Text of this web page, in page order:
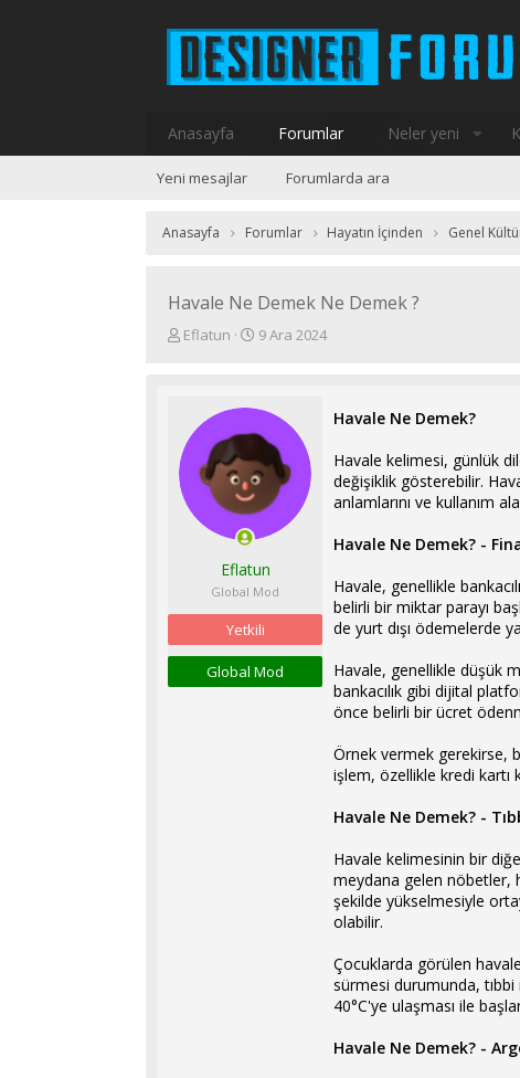
Anasayfa Forumlar Neler yeni
Yeni mesajlar Forumlarda ara
Anasayfa Forumlar Hayatın İçinden Genel
Havale Ne Demek Ne Demek ?
K
u
b
ş
Eflatun
B
a
n
ı
t
i
h
i
9 Ara 2024
Eflatun
Global Mod
Yetkili
Global Mod
Havale Ne Demek?
Havale kelimesi, günlük
değişiklik gösterebilir.
anlamlarını ve kullanım
Havale Ne Demek? -
Havale, genellikle
belirli bir miktar parayı
de yurt dışı ödemelerde
Havale, genellikle düşük
bankacılık gibi dijital
önce belirli bir ücret
Örnek vermek gerekirse,
işlem, özellikle kredi
Havale Ne Demek? -
Havale kelimesinin bir
meydana gelen nöbetler,
şekilde yükselmesiyle
olabilir.
Çocuklarda görülen
sürmesi durumunda,
40°C'ye ulaşması ile
Havale Ne Demek? -